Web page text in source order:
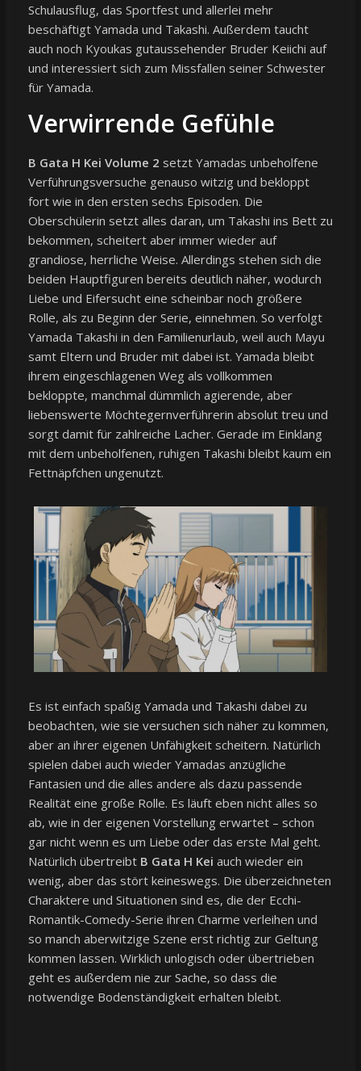
Schulausflug, das Sportfest und allerlei mehr
beschäftigt Yamada und Takashi. Außerdem taucht
auch noch Kyoukas gutaussehender Bruder Keiichi auf
und interessiert sich zum Missfallen seiner Schwester
für Yamada.
Verwirrende Gefühle
B Gata H Kei Volume 2 setzt Yamadas unbeholfene
Verführungsversuche genauso witzig und bekloppt
fort wie in den ersten sechs Episoden. Die
Oberschülerin setzt alles daran, um Takashi ins Bett zu
bekommen, scheitert aber immer wieder auf
grandiose, herrliche Weise. Allerdings stehen sich die
beiden Hauptfiguren bereits deutlich näher, wodurch
Liebe und Eifersucht eine scheinbar noch größere
Rolle, als zu Beginn der Serie, einnehmen. So verfolgt
Yamada Takashi in den Familienurlaub, weil auch Mayu
samt Eltern und Bruder mit dabei ist. Yamada bleibt
ihrem eingeschlagenen Weg als vollkommen
bekloppte, manchmal dümmlich agierende, aber
liebenswerte Möchtegernverführerin absolut treu und
sorgt damit für zahlreiche Lacher. Gerade im Einklang
mit dem unbeholfenen, ruhigen Takashi bleibt kaum ein
Fettnäpfchen ungenutzt.
Es ist einfach spaßig Yamada und Takashi dabei zu
beobachten, wie sie versuchen sich näher zu kommen,
aber an ihrer eigenen Unfähigkeit scheitern. Natürlich
spielen dabei auch wieder Yamadas anzügliche
Fantasien und die alles andere als dazu passende
Realität eine große Rolle. Es läuft eben nicht alles so
ab, wie in der eigenen Vorstellung erwartet – schon
gar nicht wenn es um Liebe oder das erste Mal geht.
Natürlich übertreibt B Gata H Kei auch wieder ein
wenig, aber das stört keineswegs. Die überzeichneten
Charaktere und Situationen sind es, die der Ecchi-
Romantik-Comedy-Serie ihren Charme verleihen und
so manch aberwitzige Szene erst richtig zur Geltung
kommen lassen. Wirklich unlogisch oder übertrieben
geht es außerdem nie zur Sache, so dass die
notwendige Bodenständigkeit erhalten bleibt.